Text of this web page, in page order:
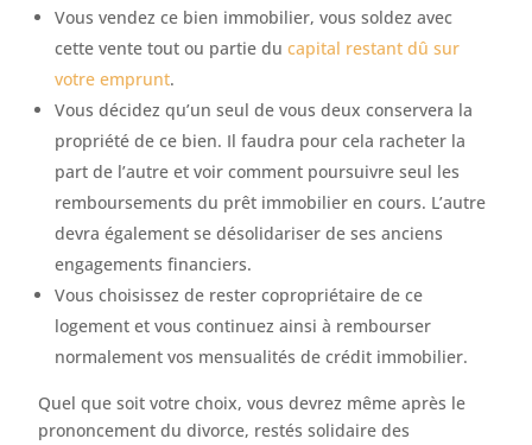
Vous vendez ce bien immobilier, vous soldez avec
cette vente tout ou partie ducapital restant dû sur
votre emprunt.
Vous décidez qu’un seul de vous deux conservera la
propriété de ce bien. Il faudra pour cela racheter la
part de l’autre et voir comment poursuivre seul les
remboursements du prêt immobilier en cours. L’autre
devra également se désolidariser de ses anciens
engagements financiers.
Vous choisissez de rester copropriétaire de ce
logement et vous continuez ainsi à rembourser
normalement vos mensualités de crédit immobilier.
Quel que soit votre choix, vous devrez même après le
prononcement du divorce, restés solidaire des